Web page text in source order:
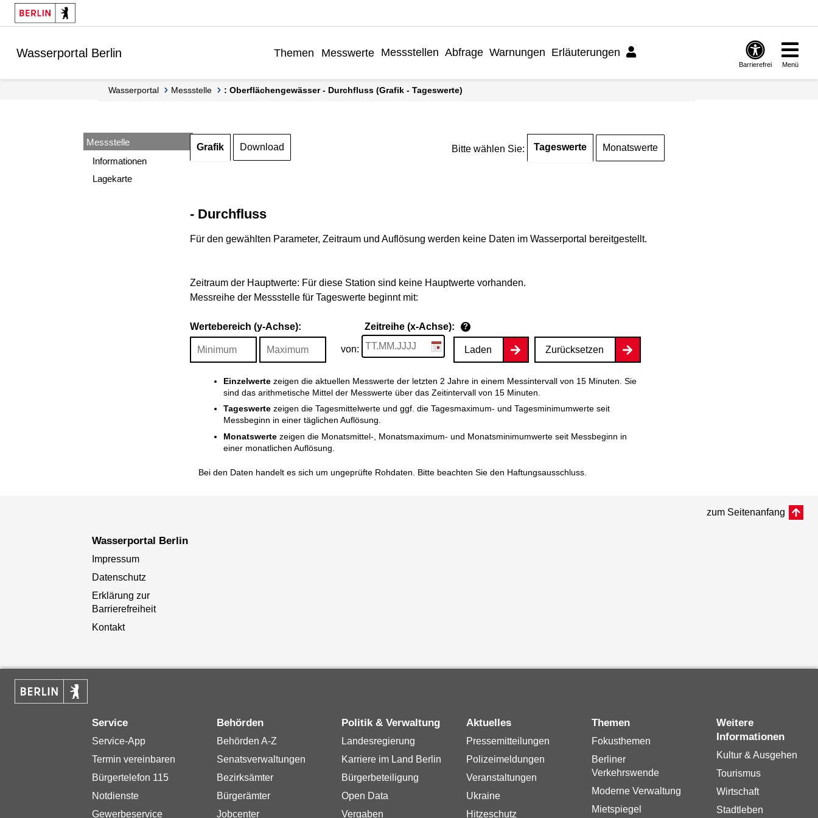
Springe zur Navigation
Springe zum Inhalt
Wasserportal Berlin Themen Messwerte Messstellen Abfrage Warnungen Erläuterungen
Barrierefrei Menü
Wasserportal Messstelle : Oberflächengewässer - Durchfluss (Grafik - Tageswerte)
Messstelle
Informationen
Lagekarte
Grafik Download Bitte wählen Sie: Tageswerte Monatswerte
- Durchfluss
Für den gewählten Parameter, Zeitraum und Auflösung werden keine Daten im Wasserportal bereitgestellt.
Zeitraum der Hauptwerte: Für diese Station sind keine Hauptwerte vorhanden.
Messreihe der Messstelle für Tageswerte beginnt mit:
Wertebereich (y-Achse): Zeitreihe (x-Achse): ?
von: Laden Zurücksetzen
Einzelwertezeigen die aktuellen Messwerte der letzten 2 Jahre in einem Messintervall von 15 Minuten. Sie
sind das arithmetische Mittel der Messwerte über das Zeitintervall von 15 Minuten.
Tageswertezeigen die Tagesmittelwerte und ggf. die Tagesmaximum- und Tagesminimumwerte seit
Messbeginn in einer täglichen Auflösung.
Monatswertezeigen die Monatsmittel-, Monatsmaximum- und Monatsminimumwerte seit Messbeginn in
einer monatlichen Auflösung.
Bei den Daten handelt es sich um ungeprüfte Rohdaten. Bitte beachten Sie den Haftungsausschluss.
zum Seitenanfang
Wasserportal Berlin
Impressum
Datenschutz
Erklärung zur
Barrierefreiheit
Kontakt
Service
Service-App
Termin vereinbaren
Bürgertelefon 115
Notdienste
Gewerbeservice
Behörden
Behörden A-Z
Senatsverwaltungen
Bezirksämter
Bürgerämter
Jobcenter
Politik & Verwaltung
Landesregierung
Karriere im Land Berlin
Bürgerbeteiligung
Open Data
Vergaben
Aktuelles
Pressemitteilungen
Polizeimeldungen
Veranstaltungen
Ukraine
Hitzeschutz
Themen
Fokusthemen
Berliner
Verkehrswende
Moderne Verwaltung
Mietspiegel
Weitere
Informationen
Kultur & Ausgehen
Tourismus
Wirtschaft
Stadtleben